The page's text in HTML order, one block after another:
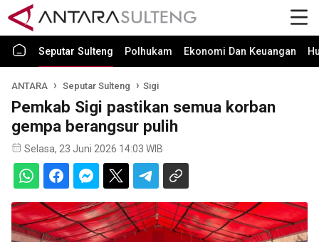
Seputar Sulteng Polhukam Ekonomi Dan Keuangan
ANTARA Seputar Sulteng Sigi
Pemkab Sigi pastikan semua korban
gempa berangsur pulih
Selasa, 23 Juni 2026 14:03 WIB